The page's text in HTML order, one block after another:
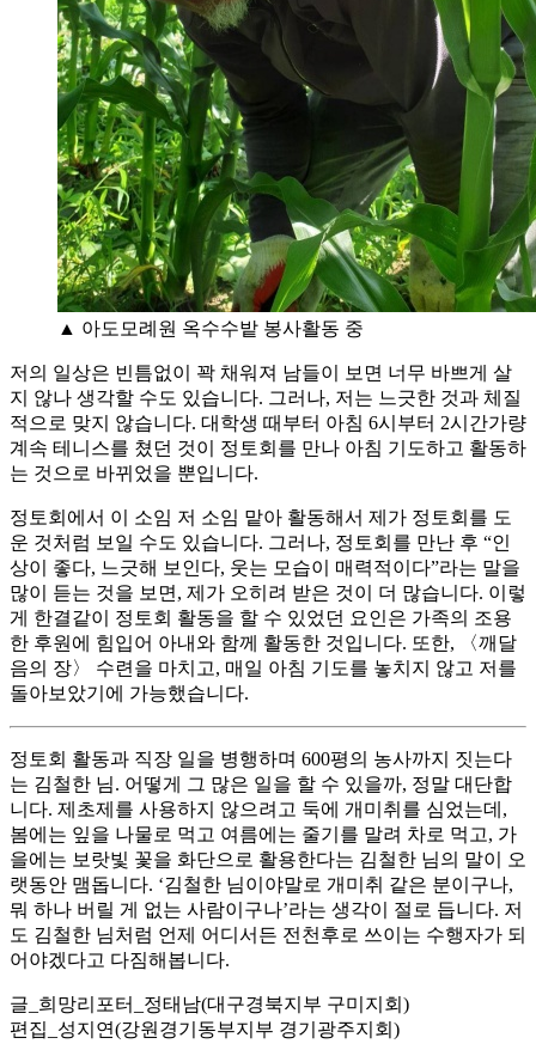
▲ 아도모례원 옥수수밭 봉사활동 중
저의 일상은 빈틈없이 꽉 채워져 남들이 보면 너무 바쁘게 살
지 않나 생각할 수도 있습니다. 그러나, 저는 느긋한 것과 체질
적으로 맞지 않습니다. 대학생 때부터 아침 6시부터 2시간가량
계속 테니스를 쳤던 것이 정토회를 만나 아침 기도하고 활동하
는 것으로 바뀌었을 뿐입니다.
정토회에서 이 소임 저 소임 맡아 활동해서 제가 정토회를 도
운 것처럼 보일 수도 있습니다. 그러나, 정토회를 만난 후 “인
상이 좋다, 느긋해 보인다, 웃는 모습이 매력적이다”라는 말을
많이 듣는 것을 보면, 제가 오히려 받은 것이 더 많습니다. 이렇
게 한결같이 정토회 활동을 할 수 있었던 요인은 가족의 조용
한 후원에 힘입어 아내와 함께 활동한 것입니다. 또한, 〈깨달
음의 장〉 수련을 마치고, 매일 아침 기도를 놓치지 않고 저를
돌아보았기에 가능했습니다.
정토회 활동과 직장 일을 병행하며 600평의 농사까지 짓는다
는 김철한 님. 어떻게 그 많은 일을 할 수 있을까, 정말 대단합
니다. 제초제를 사용하지 않으려고 둑에 개미취를 심었는데,
봄에는 잎을 나물로 먹고 여름에는 줄기를 말려 차로 먹고, 가
을에는 보랏빛 꽃을 화단으로 활용한다는 김철한 님의 말이 오
랫동안 맴돕니다. ‘김철한 님이야말로 개미취 같은 분이구나,
뭐 하나 버릴 게 없는 사람이구나’라는 생각이 절로 듭니다. 저
도 김철한 님처럼 언제 어디서든 전천후로 쓰이는 수행자가 되
어야겠다고 다짐해봅니다.
글_희망리포터_정태남(대구경북지부 구미지회)
편집_성지연(강원경기동부지부 경기광주지회)